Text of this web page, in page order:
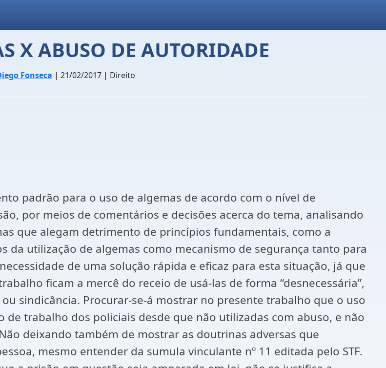
X ABUSO DE AUTORIDADE
Fonseca | 21/02/2017 | Direito
padrão para o uso de algemas de acordo com o nível de
por meios de comentários e decisões acerca do tema, analisando
que alegam detrimento de princípios fundamentais, como a
da utilização de algemas como mecanismo de segurança tanto para
de uma solução rápida e eficaz para esta situação, já que
ficam a mercê do receio de usá-las de forma “desnecessária”,
sindicância. Procurar-se-á mostrar no presente trabalho que o uso
trabalho dos policiais desde que não utilizadas com abuso, e não
deixando também de mostrar as doutrinas adversas que
mesmo entender da sumula vinculante nº 11 editada pelo STF.